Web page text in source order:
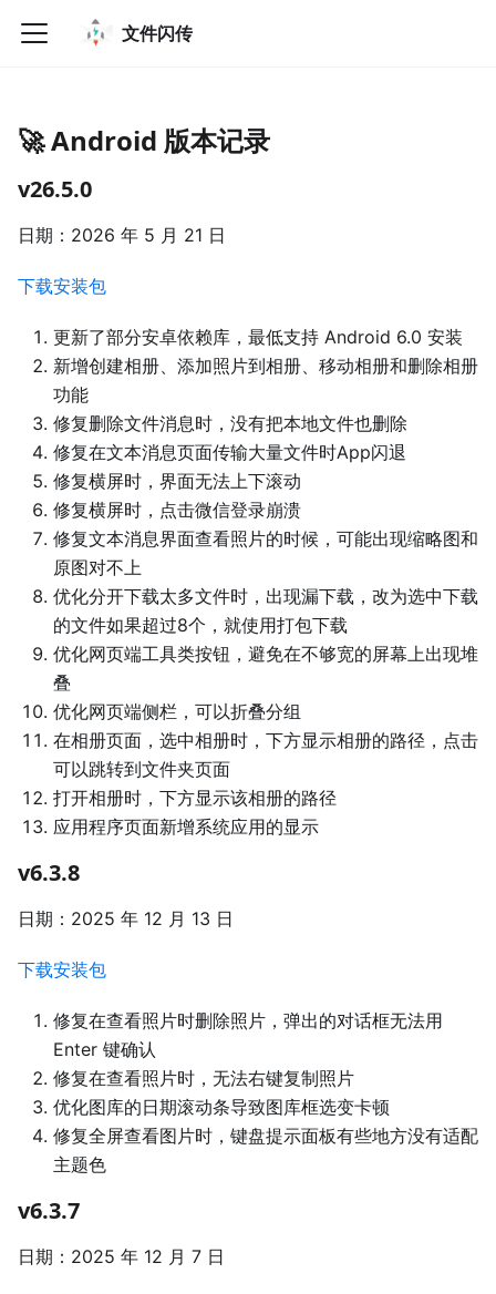
文件闪传
🚀 Android 版本记录
v26.5.0
日期：2026 年 5 月 21 日
下载安装包
更新了部分安卓依赖库，最低支持 Android 6.0 安装
新增创建相册、添加照片到相册、移动相册和删除相册
功能
修复删除文件消息时，没有把本地文件也删除
修复在文本消息页面传输大量文件时App闪退
修复横屏时，界面无法上下滚动
修复横屏时，点击微信登录崩溃
修复文本消息界面查看照片的时候，可能出现缩略图和
原图对不上
优化分开下载太多文件时，出现漏下载，改为选中下载
的文件如果超过8个，就使用打包下载
优化网页端工具类按钮，避免在不够宽的屏幕上出现堆
叠
优化网页端侧栏，可以折叠分组
在相册页面，选中相册时，下方显示相册的路径，点击
可以跳转到文件夹页面
打开相册时，下方显示该相册的路径
应用程序页面新增系统应用的显示
v6.3.8
日期：2025 年 12 月 13 日
下载安装包
修复在查看照片时删除照片，弹出的对话框无法用
Enter 键确认
修复在查看照片时，无法右键复制照片
优化图库的日期滚动条导致图库框选变卡顿
修复全屏查看图片时，键盘提示面板有些地方没有适配
主题色
v6.3.7
日期：2025 年 12 月 7 日